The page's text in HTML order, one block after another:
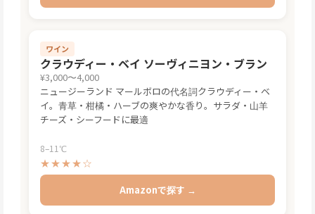
ワイン
クラウディー・ベイ ソーヴィニヨン・ブラン
¥3,000〜4,000
ニュージーランド マールボロの代名詞クラウディー・ベ
イ。青草・柑橘・ハーブの爽やかな香り。サラダ・山羊
チーズ・シーフードに最適
8–11℃
★★★★☆
Amazonで探す →